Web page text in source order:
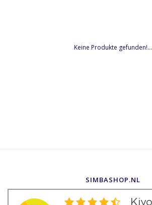
Keine Produkte gefunden!...
SIMBASHOP.NL